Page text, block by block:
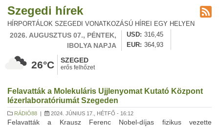
Szegedi hírek
HÍRPORTÁLOK SZEGEDI VONATKOZÁSÚ HÍREI EGY HELYEN
2026. AUGUSZTUS 07., PÉNTEK,
IBOLYA NAPJA
USD
316,45
EUR
364,93
26°C SZEGED
erős felhőzet
Felavatták a Molekuláris Ujjlenyomat Kutató Központ
lézerlaboratóriumát Szegeden
RÁDIÓ88 | 2024. JÚNIUS 17., HÉTFŐ - 16:12
Felavatták a Krausz Ferenc Nobel-díjas fizikus vezette